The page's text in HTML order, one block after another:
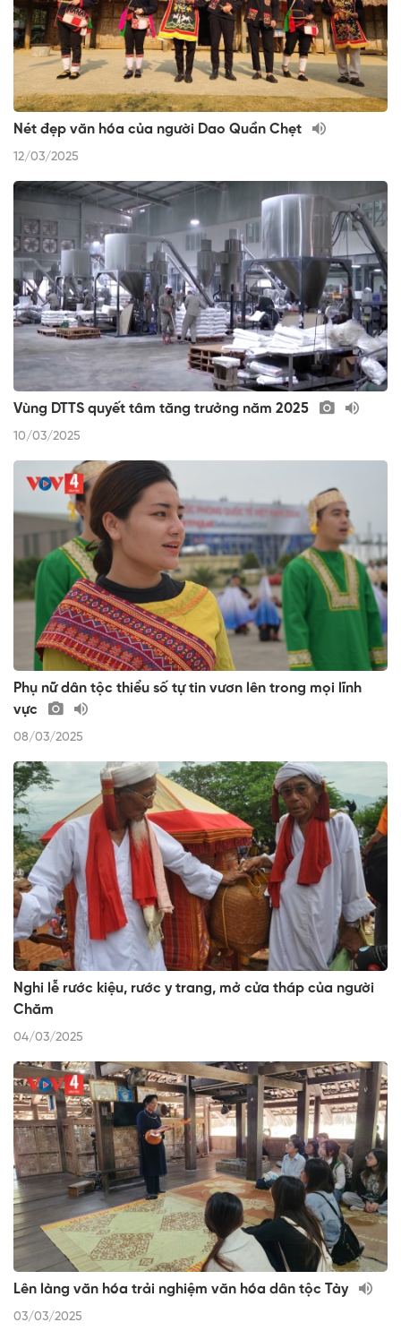
Nét đẹp văn hóa của người Dao Quần Chẹt
12/03/2025
Vùng DTTS quyết tâm tăng trưởng năm 2025
10/03/2025
Phụ nữ dân tộc thiểu số tự tin vươn lên trong mọi lĩnh
vực
08/03/2025
Nghi lễ rước kiệu, rước y trang, mở cửa tháp của người
Chăm
04/03/2025
Lên làng văn hóa trải nghiệm văn hóa dân tộc Tày
03/03/2025